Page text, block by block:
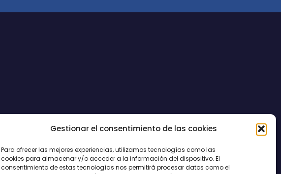
Gestionar el consentimiento de las cookies
Para ofrecer las mejores experiencias, utilizamos tecnologías como las
cookies para almacenar y/o acceder a la información del dispositivo. El
consentimiento de estas tecnologías nos permitirá procesar datos como el
CONTACTO